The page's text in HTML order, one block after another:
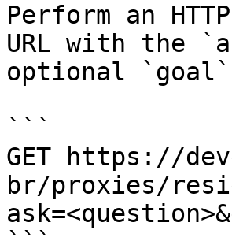
Perform an
URL with the
optional `goal`
```
GET https://
br/proxies/